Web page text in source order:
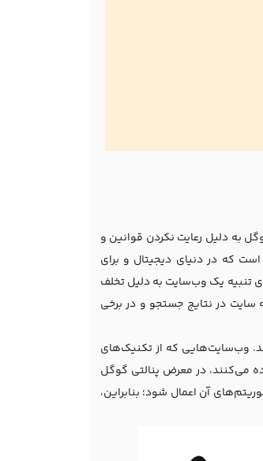
به دلیل رعایت نکردن قوانین و
که در دنیای دیجیتال و برای
تنبیه یک وب‌سایت به دلیل تخلف
در نتایج جستجو و در برخی
وب‌سایت‌هایی که از تکنیک‌های
می‌کنند، در معرض پنالتی گوگل
آن اعمال شود؛ بنابراین،